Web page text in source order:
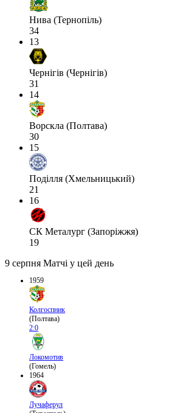
Нива (Тернопіль)
34
13
Чернігів (Чернігів)
31
14
Ворскла (Полтава)
30
15
Поділля (Хмельницький)
21
16
СК Металург (Запоріжжя)
19
9 серпня Матчі у цей день
1959
Колгоспник
(Полтава)
2:0
Локомотив
(Гомель)
1964
Лучаферул